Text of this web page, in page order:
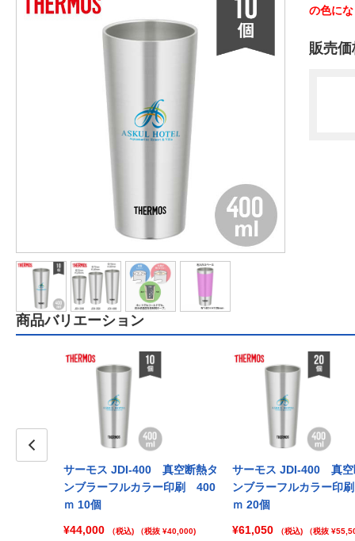
の色に
販売価
商品バリエーション
サーモス JDI-400 真空断熱タ
ンブラーフルカラー印刷 400
ｍ 10個
¥44,000
（税込) （税抜 ¥40,000)
サーモス JDI-400 真空
ンブラーフルカラー印
ｍ 20個
¥61,050
（税込) （税抜